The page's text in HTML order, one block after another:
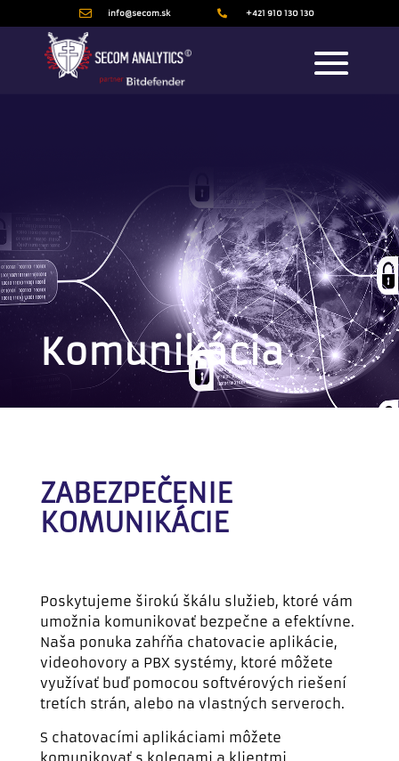
 info@secom.sk  +421 910 130 130
Komunikácia
ZABEZPEČENIE
KOMUNIKÁCIE
Poskytujeme širokú škálu služieb, ktoré vám
umožnia komunikovať bezpečne a efektívne.
Naša ponuka zahŕňa chatovacie aplikácie,
videohovory a PBX systémy, ktoré môžete
využívať buď pomocou softvérových riešení
tretích strán, alebo na vlastných serveroch.
S chatovacími aplikáciami môžete